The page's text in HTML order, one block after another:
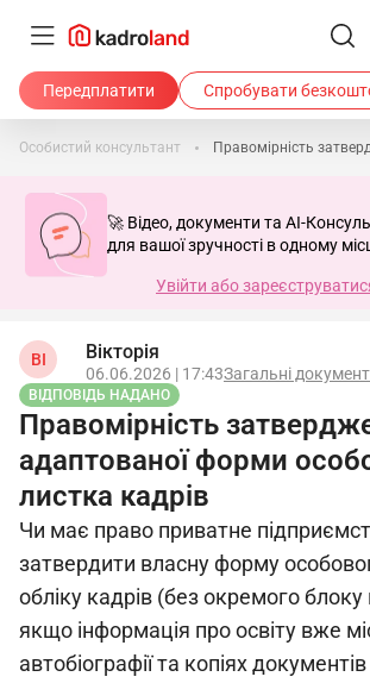
Передплатити Спробувати
Особистий консультант
🚀 Відео, документи та AI-
для вашої зручності в одному
Увійти або
ВІ Вікторія
06.06.2026 | 17:43Загальні
ВІДПОВІДЬ НАДАНО
Правомірність
адаптованої форми
листка кадрів
Чи має право приватне
затвердити власну форму
обліку кадрів (без окремого блоку
якщо інформація про освіту вже
автобіографії та копіях